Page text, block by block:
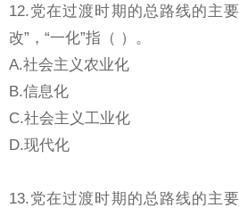
12.党在过渡时期的总路线的主
改”，“一化”指（ ）。
A.社会主义农业化
B.信息化
C.社会主义工业化
D.现代化
13.党在过渡时期的总路线的主